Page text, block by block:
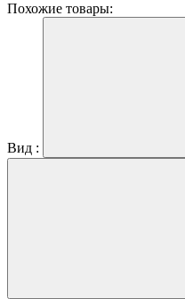
Похожие товары:
Вид :